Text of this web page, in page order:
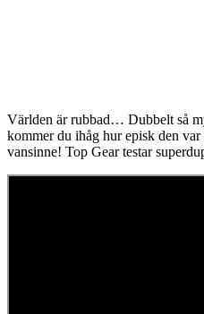
Världen är rubbad… Dubbelt så
kommer du ihåg hur episk den
vansinne! Top Gear testar